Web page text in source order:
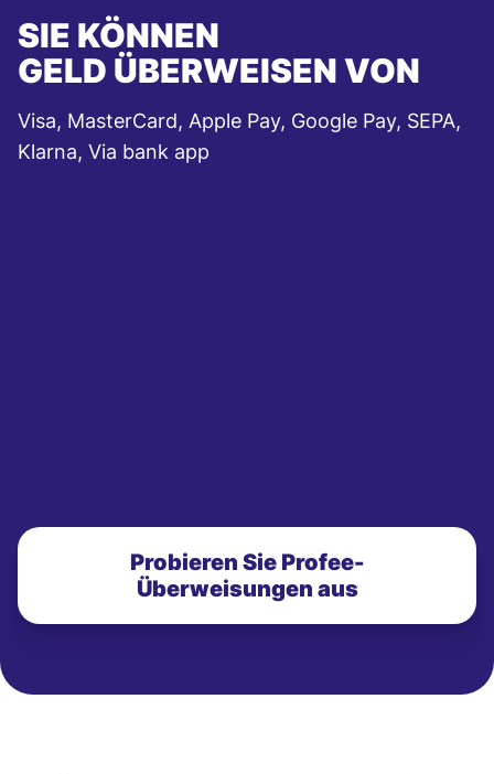
SIE KÖNNEN
GELD ÜBERWEISEN VON
Visa, MasterCard, Apple Pay, Google Pay, SEPA,
Klarna, Via bank app
Probieren Sie Profee-
Überweisungen aus